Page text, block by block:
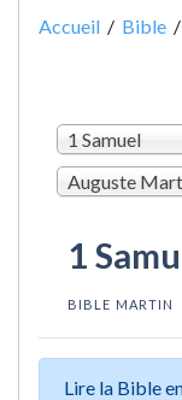
Accueil / Bible /
1 Samuel
Auguste
1
BIBLE MARTIN
Lire la Bible